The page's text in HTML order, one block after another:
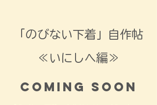
​「のびない下着」自作帖
≪いにしへ編≫
Coming soon